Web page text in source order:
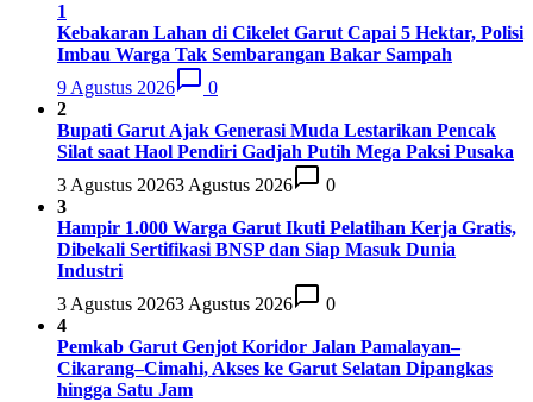
1
Kebakaran Lahan di Cikelet Garut Capai 5 Hektar, Polisi
Imbau Warga Tak Sembarangan Bakar Sampah
9 Agustus 2026
0
2
Bupati Garut Ajak Generasi Muda Lestarikan Pencak
Silat saat Haol Pendiri Gadjah Putih Mega Paksi Pusaka
3 Agustus 20263 Agustus 2026
0
3
Hampir 1.000 Warga Garut Ikuti Pelatihan Kerja Gratis,
Dibekali Sertifikasi BNSP dan Siap Masuk Dunia
Industri
3 Agustus 20263 Agustus 2026
0
4
Pemkab Garut Genjot Koridor Jalan Pamalayan–
Cikarang–Cimahi, Akses ke Garut Selatan Dipangkas
hingga Satu Jam